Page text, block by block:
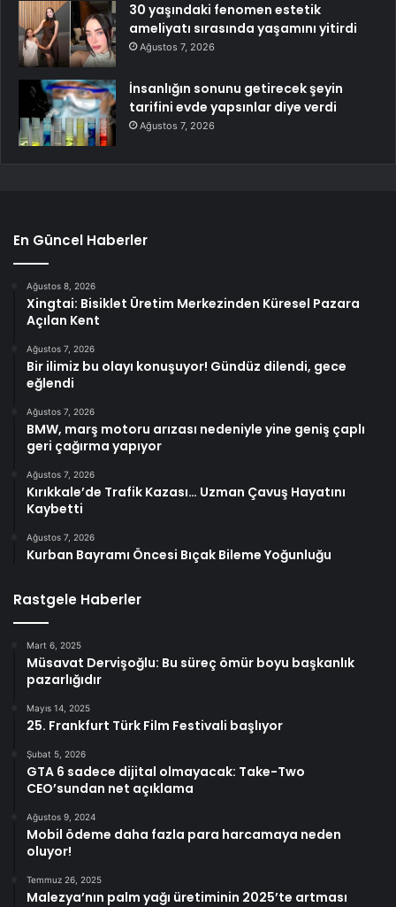
30 yaşındaki fenomen estetik
ameliyatı sırasında yaşamını yitirdi
Ağustos 7, 2026
İnsanlığın sonunu getirecek şeyin
tarifini evde yapsınlar diye verdi
Ağustos 7, 2026
En Güncel Haberler
Ağustos 8, 2026
Xingtai: Bisiklet Üretim Merkezinden Küresel Pazara
Açılan Kent
Ağustos 7, 2026
Bir ilimiz bu olayı konuşuyor! Gündüz dilendi, gece
eğlendi
Ağustos 7, 2026
BMW, marş motoru arızası nedeniyle yine geniş çaplı
geri çağırma yapıyor
Ağustos 7, 2026
Kırıkkale’de Trafik Kazası… Uzman Çavuş Hayatını
Kaybetti
Ağustos 7, 2026
Kurban Bayramı Öncesi Bıçak Bileme Yoğunluğu
Rastgele Haberler
Mart 6, 2025
Müsavat Dervişoğlu: Bu süreç ömür boyu başkanlık
pazarlığıdır
Mayıs 14, 2025
25. Frankfurt Türk Film Festivali başlıyor
Şubat 5, 2026
GTA 6 sadece dijital olmayacak: Take-Two
CEO’sundan net açıklama
Ağustos 9, 2024
Mobil ödeme daha fazla para harcamaya neden
oluyor!
Temmuz 26, 2025
Malezya’nın palm yağı üretiminin 2025’te artması